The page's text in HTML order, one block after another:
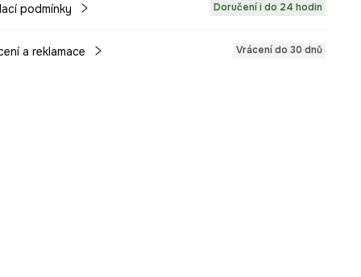
podmínky Doručení i do 24 hodin
a reklamace Vrácení do 30 dnů